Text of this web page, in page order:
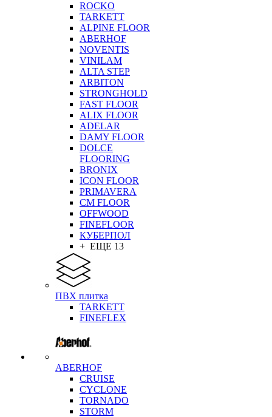
ROCKO
TARKETT
ALPINE FLOOR
ABERHOF
NOVENTIS
VINILAM
ALTA STEP
ARBITON
STRONGHOLD
FAST FLOOR
ALIX FLOOR
ADELAR
DAMY FLOOR
DOLCE
FLOORING
BRONIX
ICON FLOOR
PRIMAVERA
CM FLOOR
OFFWOOD
FINEFLOOR
КУБЕРПОЛ
+ ЕЩЕ 13
ПВХ плитка
TARKETT
FINEFLEX
ABERHOF
CRUISE
CYCLONE
TORNADO
STORM